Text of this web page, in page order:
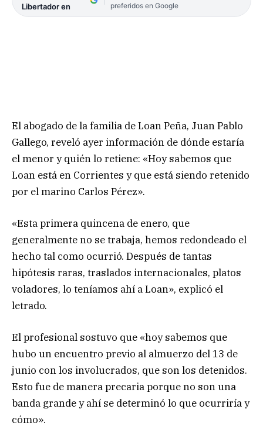
Libertador en
preferidos en Google
El abogado de la familia de Loan Peña, Juan Pablo
Gallego, reveló ayer información de dónde estaría
el menor y quién lo retiene: «Hoy sabemos que
Loan está en Corrientes y que está siendo retenido
por el marino Carlos Pérez».
«Esta primera quincena de enero, que
generalmente no se trabaja, hemos redondeado el
hecho tal como ocurrió. Después de tantas
hipótesis raras, traslados internacionales, platos
voladores, lo teníamos ahí a Loan», explicó el
letrado.
El profesional sostuvo que «hoy sabemos que
hubo un encuentro previo al almuerzo del 13 de
junio con los involucrados, que son los detenidos.
Esto fue de manera precaria porque no son una
banda grande y ahí se determinó lo que ocurriría y
cómo».